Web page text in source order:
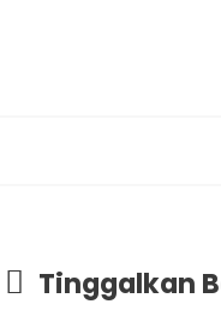
Tinggalkan